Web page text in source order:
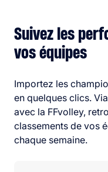
Suivez les
vos équipes
Importez les
en quelques clics.
avec la FFvolley,
classements de vos
chaque semaine.